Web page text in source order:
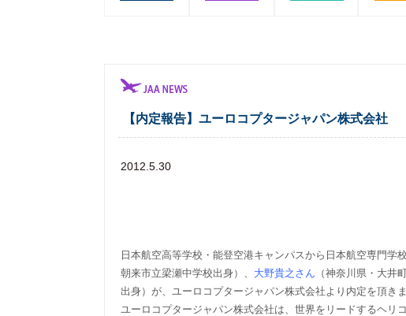
【内定報告】ユーロコプタージャパン株式会社
2012.5.30
日本航空高等学校・能登空港キャンパスから日本航空専門学
朝来市立梁瀬中学校出身）、 大野貴之さん （神奈川県・大井
出身）が、ユーロコプタージャパン株式会社より内定を頂き
ユーロコプタージャパン株式会社は、世界をリードするヘリ